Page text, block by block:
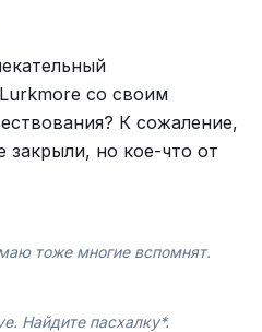
со своим
К сожаление,
закрыли, но кое-что от
тоже многие вспомнят.
Найдите пасхалку*.